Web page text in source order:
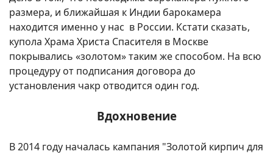
размера, и ближайшая к Индии барокамера
находится именно у нас в России. Кстати сказать,
купола Храма Христа Спасителя в Москве
покрывались «золотом» таким же способом. На всю
процедуру от подписания договора до
установления чакр отводится один год.
Вдохновение
В 2014 году началась кампания "Золотой кирпич для